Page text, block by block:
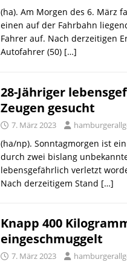
(ha). Am Morgen des 6. März
einen auf der Fahrbahn
Fahrer auf. Nach derzeitigen
Autofahrer (50) […]
28-Jähriger
Zeugen gesucht
7. März 2023
(ha/np). Sonntagmorgen ist
durch zwei bislang
lebensgefährlich verletzt
Nach derzeitigem Stand […]
Knapp 400
eingeschmuggelt
7. März 2023